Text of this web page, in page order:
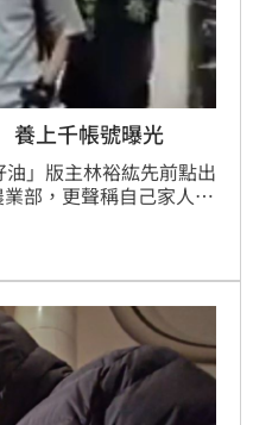
上千帳號曝光
」版主林裕紘先前點出
部，更聲稱自己家人遭
，兩人均遭羈押。檢警
以上的網軍頭，負責下